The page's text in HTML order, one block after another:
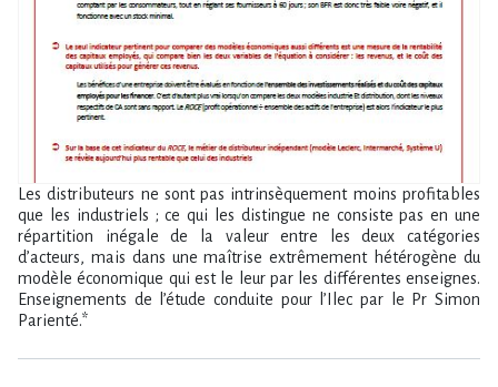
Les distributeurs ne sont pas intrinsèquement moins profitables
que les industriels ; ce qui les distingue ne consiste pas en une
répartition inégale de la valeur entre les deux catégories
d’acteurs, mais dans une maîtrise extrêmement hétérogène du
modèle économique qui est le leur par les différentes enseignes.
Enseignements de l’étude conduite pour l’Ilec par le Pr Simon
Parienté.*